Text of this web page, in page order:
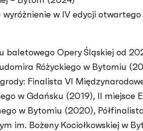
wyróżnienie w IV edycji
baletowego Opery Śląskiej od
Różyckiego w Bytomiu
Finalista VI
w Gdańsku (2019), II
w Bytomiu (2020),
im. Bożeny Kociołkowskiej w